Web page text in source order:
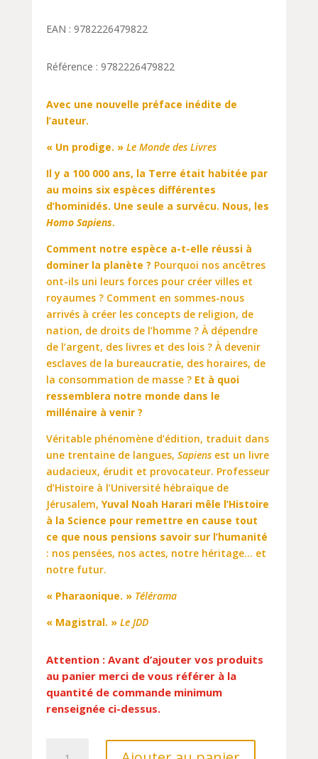
EAN : 9782226479822
Référence : 9782226479822
Avec une nouvelle préface inédite de
l’auteur.
« Un prodige. » Le Monde des Livres
Il y a 100 000 ans, la Terre était habitée par
au moins six espèces différentes
d’hominidés. Une seule a survécu. Nous, les
Homo Sapiens.
Comment notre espèce a-t-elle réussi à
dominer la planète ? Pourquoi nos ancêtres
ont-ils uni leurs forces pour créer villes et
royaumes ? Comment en sommes-nous
arrivés à créer les concepts de religion, de
nation, de droits de l’homme ? À dépendre
de l’argent, des livres et des lois ? À devenir
esclaves de la bureaucratie, des horaires, de
la consommation de masse ? Et à quoi
ressemblera notre monde dans le
millénaire à venir ?
Véritable phénomène d’édition, traduit dans
une trentaine de langues, Sapiensest un livre
audacieux, érudit et provocateur. Professeur
d’Histoire à l’Université hébraïque de
Jérusalem, Yuval Noah Harari mêle l’Histoire
à la Science pour remettre en cause tout
ce que nous pensions savoir sur l’humanité
: nos pensées, nos actes, notre héritage… et
notre futur.
« Pharaonique. » Télérama
« Magistral. » Le JDD
Attention : Avant d’ajouter vos produits
au panier merci de vous référer à la
quantité de commande minimum
renseignée ci-dessus.